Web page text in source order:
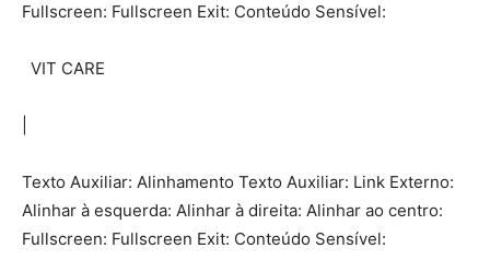
Fullscreen: Fullscreen Exit: Conteúdo Sensível:
VIT CARE
Texto Auxiliar: Alinhamento Texto Auxiliar: Link Externo:
Alinhar à esquerda: Alinhar à direita: Alinhar ao centro:
Fullscreen: Fullscreen Exit: Conteúdo Sensível: